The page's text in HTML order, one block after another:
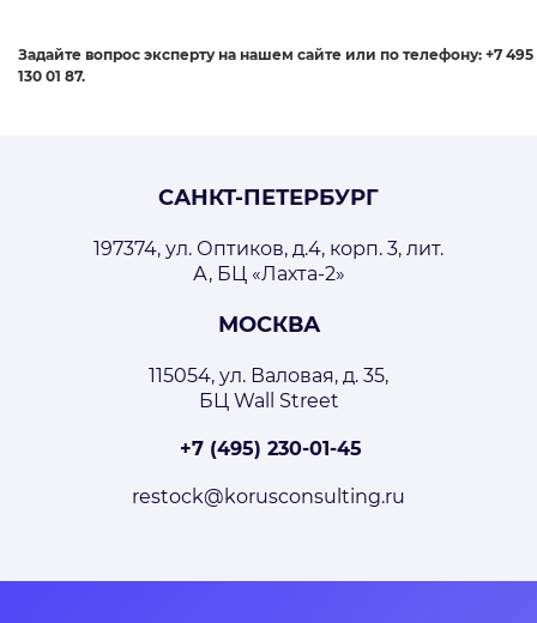
Задайте вопрос эксперту на нашем сайте или по телефону: +7 495
130 01 87.
САНКТ-ПЕТЕРБУРГ
197374, ул. Оптиков, д.4, корп. 3, лит.
А, БЦ «Лахта-2»
МОСКВА
115054, ул. Валовая, д. 35,
БЦ Wall Street
+7 (495) 230-01-45
restock@korusconsulting.ru